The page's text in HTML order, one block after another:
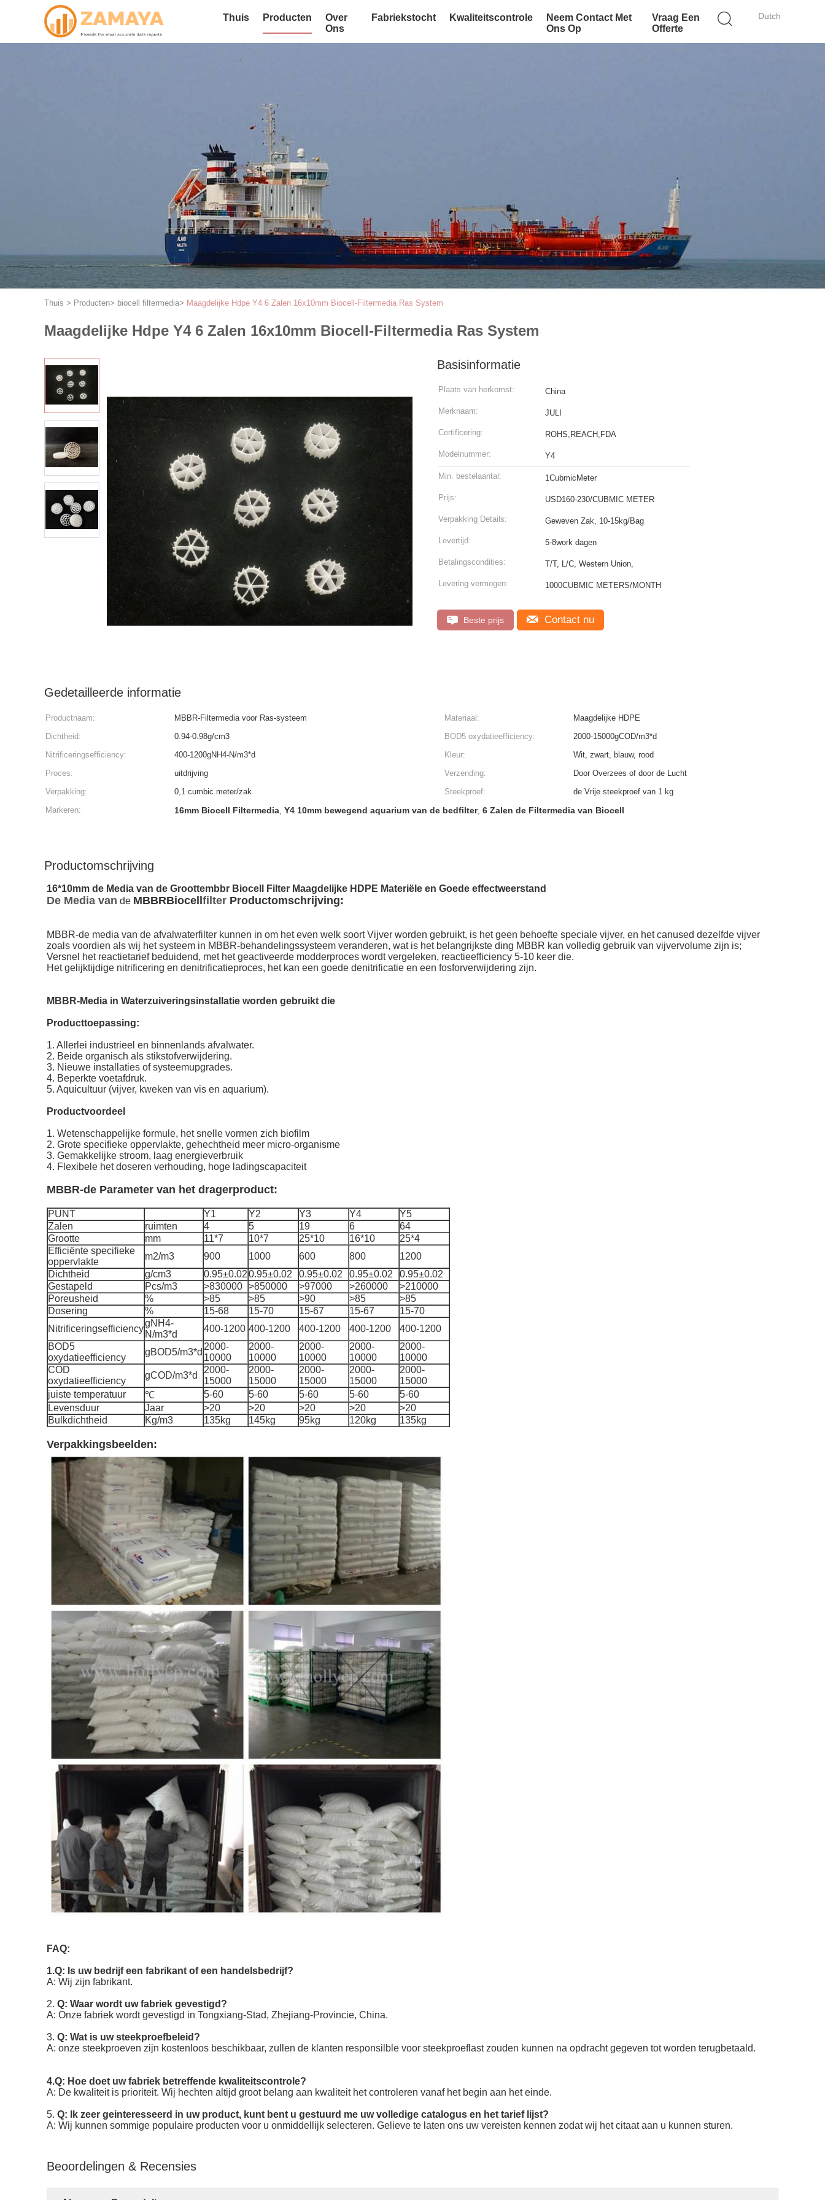
Dutch
Thuis Producten
Over
Ons
Fabriekstocht Kwaliteitscontrole
Neem Contact Met
Ons Op
Vraag Een
Offerte
Thuis > Producten> biocell filtermedia> Maagdelijke Hdpe Y4 6 Zalen 16x10mm Biocell-Filtermedia Ras System
Maagdelijke Hdpe Y4 6 Zalen 16x10mm Biocell-Filtermedia Ras System
Basisinformatie
Plaats van herkomst: China
Merknaam: JULI
Certificering: ROHS,REACH,FDA
Modelnummer: Y4
Min. bestelaantal: 1CubmicMeter
Prijs: USD160-230/CUBMIC METER
Verpakking Details: Geweven Zak, 10-15kg/Bag
Levertijd: 5-8work dagen
Betalingscondities: T/T, L/C, Western Union,
Levering vermogen: 1000CUBMIC METERS/MONTH
Beste prijs Contact nu
Gedetailleerde informatie
Productnaam: MBBR-Filtermedia voor Ras-systeem Materiaal:
Maagdelijke HDPE
Dichtheid:
0.94-0.98g/cm3 BOD5 oxydatieefficiency:
2000-15000gCOD/m3*d
Nitrificeringsefficiency:
400-1200gNH4-N/m3*d Kleur:
Wit, zwart, blauw, rood
Proces:
uitdrijving Verzending:
Door Overzees of door de Lucht
Verpakking:
0,1 cumbic meter/zak Steekproef:
de Vrije steekproef van 1 kg
Markeren:
16mm Biocell Filtermedia, Y4 10mm bewegend aquarium van de bedfilter, 6 Zalen de Filtermedia van Biocell
Productomschrijving
16*10mm de Media van de Groottembbr Biocell Filter Maagdelijke HDPE Materiële en Goede effectweerstand
De Media van de MBBRBiocell filter Productomschrijving:
MBBR-de media van de afvalwaterfilter kunnen in om het even welk soort Vijver worden gebruikt, is het geen behoefte speciale vijver, en het canused dezelfde vijver
zoals voordien als wij het systeem in MBBR-behandelingssysteem veranderen, wat is het belangrijkste ding MBBR kan volledig gebruik van vijvervolume zijn is;
Versnel het reactietarief beduidend, met het geactiveerde modderproces wordt vergeleken, reactieefficiency 5-10 keer die.
Het gelijktijdige nitrificering en denitrificatieproces, het kan een goede denitrificatie en een fosforverwijdering zijn.
MBBR-Media in Waterzuiveringsinstallatie worden gebruikt die
Producttoepassing:
1. Allerlei industrieel en binnenlands afvalwater.
2. Beide organisch als stikstofverwijdering.
3. Nieuwe installaties of systeemupgrades.
4. Beperkte voetafdruk.
5. Aquicultuur (vijver, kweken van vis en aquarium).
Productvoordeel
1. Wetenschappelijke formule, het snelle vormen zich biofilm
2. Grote specifieke oppervlakte, gehechtheid meer micro-organisme
3. Gemakkelijke stroom, laag energieverbruik
4. Flexibele het doseren verhouding, hoge ladingscapaciteit
MBBR-de Parameter van het dragerproduct:
PUNT Y1 Y2 Y3 Y4
Y5
Zalen
ruimten 4 5 19 6
64
Grootte
mm 11*7 10*7 25*10 16*10
25*4
Efficiënte specifieke
oppervlakte
m2/m3 900 1000 600 800
1200
Dichtheid
g/cm3 0.95±0.020.95±0.02 0.95±0.02 0.95±0.02
0.95±0.02
Gestapeld
Pcs/m3 >830000 >850000 >97000 >260000
>210000
Poreusheid
% >85 >85 >90 >85
>85
Dosering
% 15-68 15-70 15-67 15-67
15-70
Nitrificeringsefficiency
gNH4-
N/m3*d
400-1200 400-1200 400-1200 400-1200
400-1200
BOD5
oxydatieefficiency
gBOD5/m3*d
2000-
10000
2000-
10000
2000-
10000
2000-
10000
2000-
10000
COD
oxydatieefficiency
gCOD/m3*d
2000-
15000
2000-
15000
2000-
15000
2000-
15000
2000-
15000
juiste temperatuur
℃ 5-60 5-60 5-60 5-60
5-60
Levensduur
Jaar >20 >20 >20 >20
>20
Bulkdichtheid
Kg/m3 135kg 145kg 95kg 120kg 135kg
Verpakkingsbeelden:
FAQ:
1.Q: Is uw bedrijf een fabrikant of een handelsbedrijf?
A: Wij zijn fabrikant.
2. Q: Waar wordt uw fabriek gevestigd?
A: Onze fabriek wordt gevestigd in Tongxiang-Stad, Zhejiang-Provincie, China.
3. Q: Wat is uw steekproefbeleid?
A: onze steekproeven zijn kostenloos beschikbaar, zullen de klanten responsilble voor steekproeflast zouden kunnen na opdracht gegeven tot worden terugbetaald.
4.Q: Hoe doet uw fabriek betreffende kwaliteitscontrole?
A: De kwaliteit is prioriteit. Wij hechten altijd groot belang aan kwaliteit het controleren vanaf het begin aan het einde.
5. Q: Ik zeer geinteresseerd in uw product, kunt bent u gestuurd me uw volledige catalogus en het tarief lijst?
A: Wij kunnen sommige populaire producten voor u onmiddellijk selecteren. Gelieve te laten ons uw vereisten kennen zodat wij het citaat aan u kunnen sturen.
Beoordelingen & Recensies